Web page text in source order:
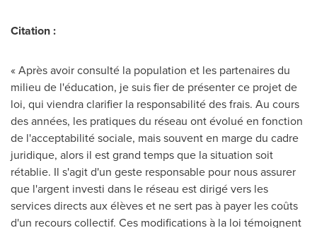
Citation :
« Après avoir consulté la population et les partenaires du
milieu de l'éducation, je suis fier de présenter ce projet de
loi, qui viendra clarifier la responsabilité des frais. Au cours
des années, les pratiques du réseau ont évolué en fonction
de l'acceptabilité sociale, mais souvent en marge du cadre
juridique, alors il est grand temps que la situation soit
rétablie. Il s'agit d'un geste responsable pour nous assurer
que l'argent investi dans le réseau est dirigé vers les
services directs aux élèves et ne sert pas à payer les coûts
d'un recours collectif. Ces modifications à la loi témoignent